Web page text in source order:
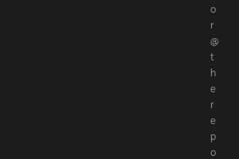
t
o
r
@
t
h
e
r
e
p